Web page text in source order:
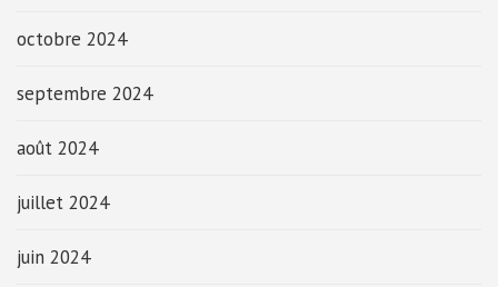
octobre 2024
septembre 2024
août 2024
juillet 2024
juin 2024